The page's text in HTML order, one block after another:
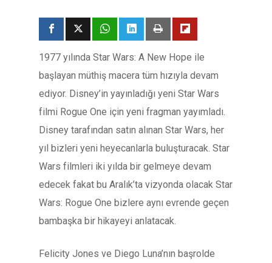
1977 yılında Star Wars: A New Hope ile
başlayan müthiş macera tüm hızıyla devam
ediyor. Disney’in yayınladığı yeni Star Wars
filmi Rogue One için yeni fragman yayımladı.
Disney tarafından satın alınan Star Wars, her
yıl bizleri yeni heyecanlarla buluşturacak. Star
Wars filmleri iki yılda bir gelmeye devam
edecek fakat bu Aralık’ta vizyonda olacak Star
Wars: Rogue One bizlere aynı evrende geçen
bambaşka bir hikayeyi anlatacak.
Felicity Jones ve Diego Luna’nın başrolde